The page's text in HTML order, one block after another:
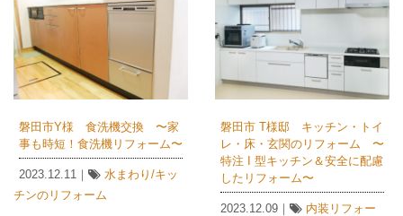
磐田市Y様 食洗機交換 〜家
事も時短！食洗機リフォーム〜
2023.12.11｜
水まわり/キッ
チンのリフォーム
磐田市 T様邸 キッチン・トイ
レ・床・玄関のリフォーム 〜
特注 I 型キッチン＆安全に配慮
したリフォーム〜
2023.12.09｜
内装リフォー